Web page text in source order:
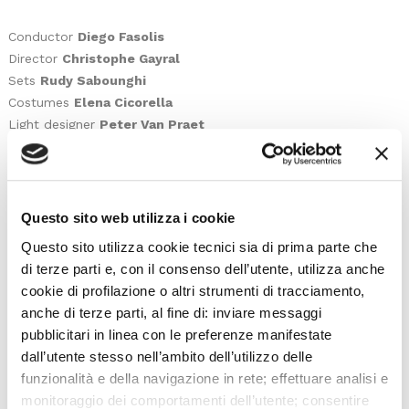
Questo sito web utilizza i cookie
Questo sito utilizza cookie tecnici sia di prima parte che
di terze parti e, con il consenso dell’utente, utilizza anche
cookie di profilazione o altri strumenti di tracciamento,
anche di terze parti, al fine di: inviare messaggi
pubblicitari in linea con le preferenze manifestate
dall’utente stesso nell’ambito dell’utilizzo delle
funzionalità e della navigazione in rete; effettuare analisi e
monitoraggio dei comportamenti dell’utente; consentire
Conductor Diego Fasolis
Director Christophe Gayral
Sets Rudy Sabounghi
Costumes Elena Cicorella
Light designer Peter Van Praet
Farnace
TamiriSonia Prina
PompeoGiuseppe Valentino Buzza
GiladeRaffaele Pe
AquilioDavid Ferri Durà
Orchestra e Coro del Teatro La Fenice
Chorus MasterClaudio Marino Moretti
Piccoli Cantori Veneziani